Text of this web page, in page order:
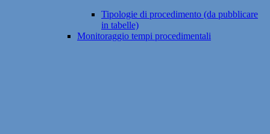
Tipologie di procedimento (da pubblicare
in tabelle)
Monitoraggio tempi procedimentali